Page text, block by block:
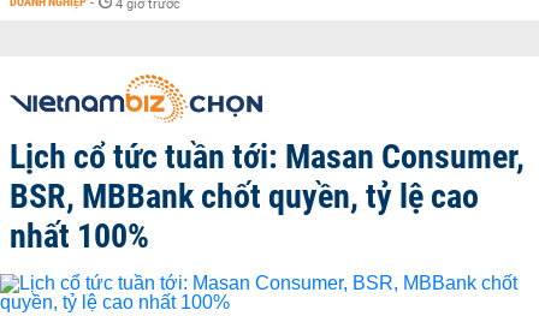
4 giờ trước
Lịch cổ tức tuần tới: Masan Consumer,
BSR, MBBank chốt quyền, tỷ lệ cao
nhất 100%